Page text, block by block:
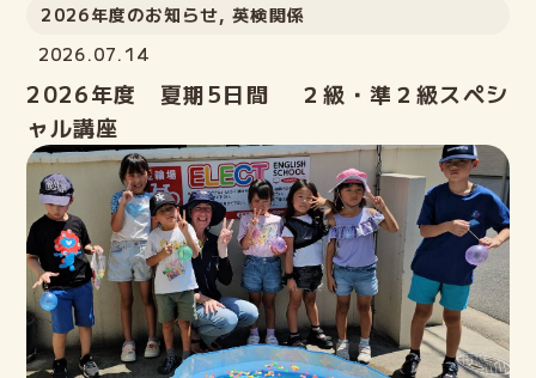
2026年度のお知らせ,英検関係
2026.07.14
2026年度 夏期5日間 ２級・準２級スペシ
ャル講座